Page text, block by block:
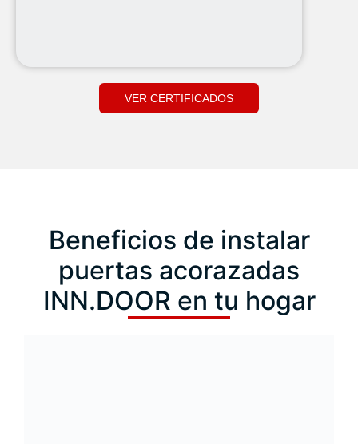
VER CERTIFICADOS
Beneficios de instalar
puertas acorazadas
INN.DOOR en tu hogar